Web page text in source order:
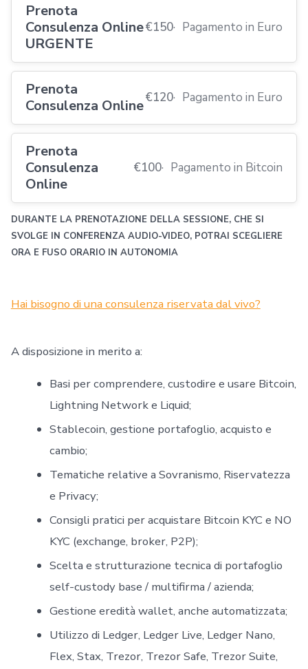
Prenota
Consulenza Online
URGENTE
€150 Pagamento in Euro
Prenota
Consulenza Online€120 Pagamento in Euro
Prenota
Consulenza
Online
€100 Pagamento in Bitcoin
DURANTE LA PRENOTAZIONE DELLA SESSIONE, CHE SI
SVOLGE IN CONFERENZA AUDIO-VIDEO, POTRAI SCEGLIERE
ORA E FUSO ORARIO IN AUTONOMIA
Hai bisogno di una consulenza riservata dal vivo?
A disposizione in merito a:
Basi per comprendere, custodire e usare Bitcoin,
Lightning Network e Liquid;
Stablecoin, gestione portafoglio, acquisto e
cambio;
Tematiche relative a Sovranismo, Riservatezza
e Privacy;
Consigli pratici per acquistare Bitcoin KYC e NO
KYC (exchange, broker, P2P);
Scelta e strutturazione tecnica di portafoglio
self-custody base / multifirma / azienda;
Gestione eredità wallet, anche automatizzata;
Utilizzo di Ledger, Ledger Live, Ledger Nano,
Flex, Stax, Trezor, Trezor Safe, Trezor Suite,